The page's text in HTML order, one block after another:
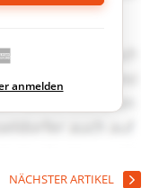
anmelden
NÄCHSTER ARTIKEL